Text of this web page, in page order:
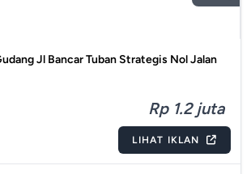
Jl Bancar Tuban Strategis Nol Jalan
Rp 1.2 juta
LIHAT IKLAN